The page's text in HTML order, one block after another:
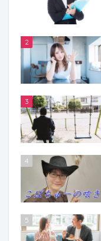
2
3
4
5